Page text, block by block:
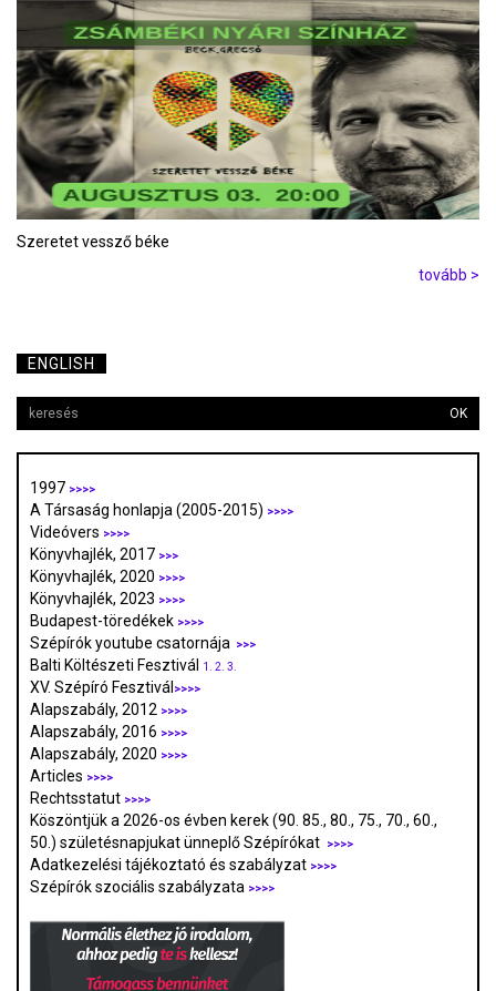
Szeretet vessző béke
tovább >
ENGLISH
OK
1997 >>>>
A Társaság honlapja (2005-2015) >>>>
Videóvers >>>>
Könyvhajlék, 2017 >>>
Könyvhajlék, 2020 >>>>
Könyvhajlék, 2023 >>>>
Budapest-töredékek >>>>
Szépírók youtube csatornája >>>
Balti Költészeti Fesztivál 1. 2. 3.
XV. Szépíró Fesztivál >>>>
Alapszabály, 2012 >>>>
Alapszabály, 2016 >>>>
Alapszabály, 2020 >>>>
Articles >>>>
Rechtsstatut >>>>
Köszöntjük a 2026-os évben kerek (90. 85., 80., 75., 70., 60.,
50.) születésnapjukat ünneplő Szépírókat
>>>>
Adatkezelési tájékoztató és szabályzat >>>>
Szépírók szociális szabályzata >>>>